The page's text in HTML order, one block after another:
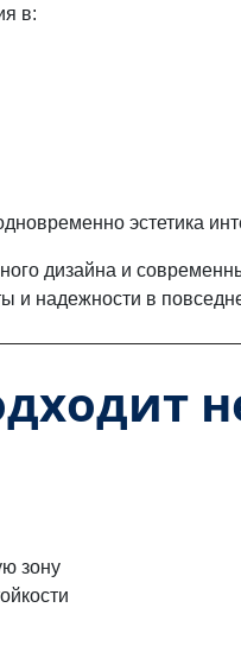
в:
эстетика
дизайна и
и надежности в
зону